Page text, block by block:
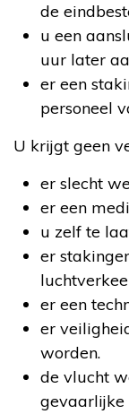
de
u een
uur later
er een
personeel
U krijgt geen
er slecht
er een
u zelf te
er
er een
er
worden.
de vlucht
gevaarlijke